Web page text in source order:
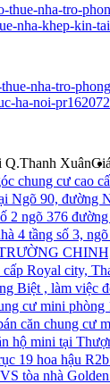
thue-nha-tro-
nha-khep-kin-
nha-tro-
ha-noi-
Q.Thanh XuânGiá
chung cư cao
Ngõ 90, đường
2 ngõ 376
4 tầng số 3,
Royal city,
Biệt , làm việc
cư mini
căn chung cư
hộ mini tại
19 hoa hậu
tòa nhà